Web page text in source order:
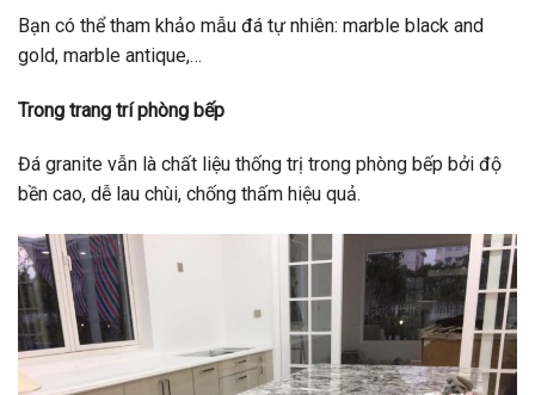
Bạn có thể tham khảo mẫu đá tự nhiên: marble black and
gold, marble antique,…
Trong trang trí phòng bếp
Đá granite vẫn là chất liệu thống trị trong phòng bếp bởi độ
bền cao, dễ lau chùi, chống thấm hiệu quả.